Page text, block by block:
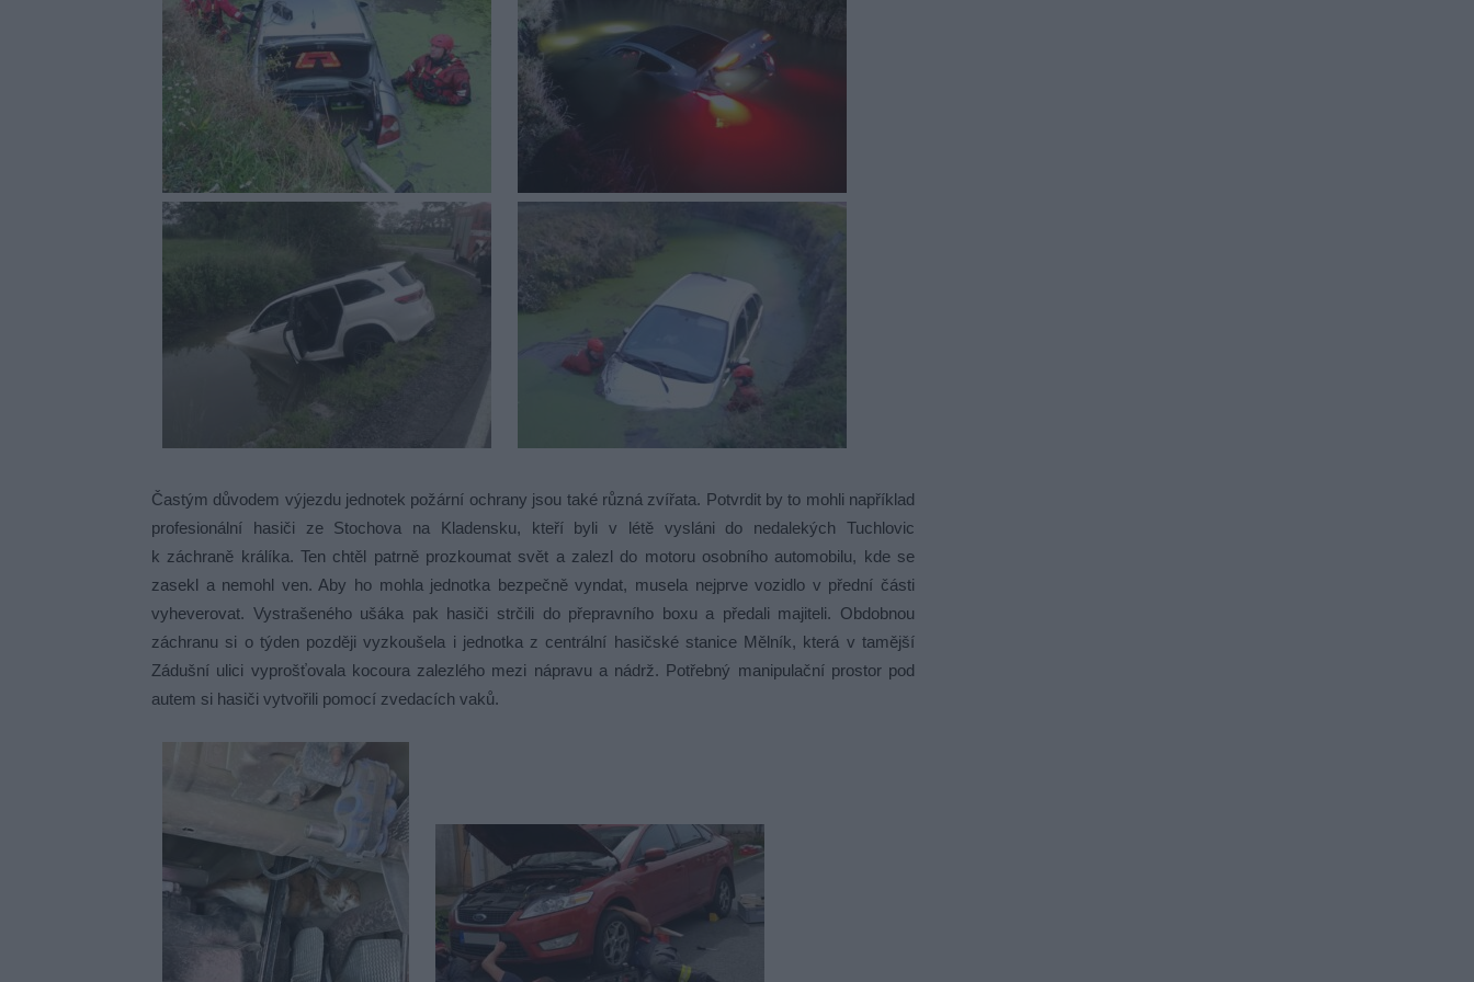
Častým důvodem výjezdu jednotek požární ochrany jsou také různá zvířata. Potvrdit by to mohli například
profesionální hasiči ze Stochova na Kladensku, kteří byli v létě vysláni do nedalekých Tuchlovic
k záchraně králíka. Ten chtěl patrně prozkoumat svět a zalezl do motoru osobního automobilu, kde se
zasekl a nemohl ven. Aby ho mohla jednotka bezpečně vyndat, musela nejprve vozidlo v přední části
vyheverovat. Vystrašeného ušáka pak hasiči strčili do přepravního boxu a předali majiteli. Obdobnou
záchranu si o týden později vyzkoušela i jednotka z centrální hasičské stanice Mělník, která v tamější
Zádušní ulici vyprošťovala kocoura zalezlého mezi nápravu a nádrž. Potřebný manipulační prostor pod
autem si hasiči vytvořili pomocí zvedacích vaků.